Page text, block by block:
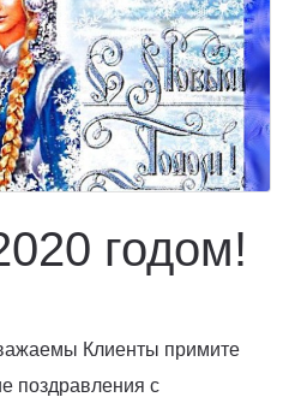
годом!
Клиенты примите
поздравления с